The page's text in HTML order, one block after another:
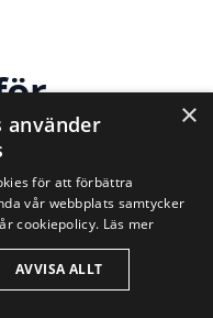
andra
takrenovering i
×
använder
för att förbättra
vår webbplats samtycker
cookiepolicy. Läs mer
AVVISA ALLT